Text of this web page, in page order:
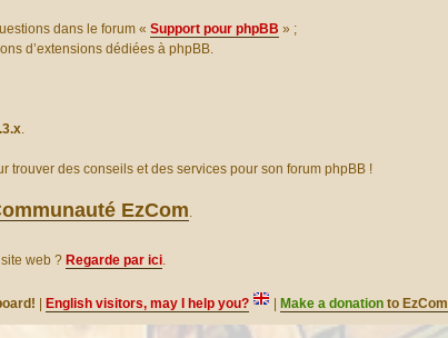
dans le forum « Support pour phpBB » ;
d’extensions dédiées à phpBB.
.
trouver des conseils et des services pour son forum phpBB !
EzCom.
web ? Regarde par ici.
English visitors, may I help you? Make a donation to EzCom